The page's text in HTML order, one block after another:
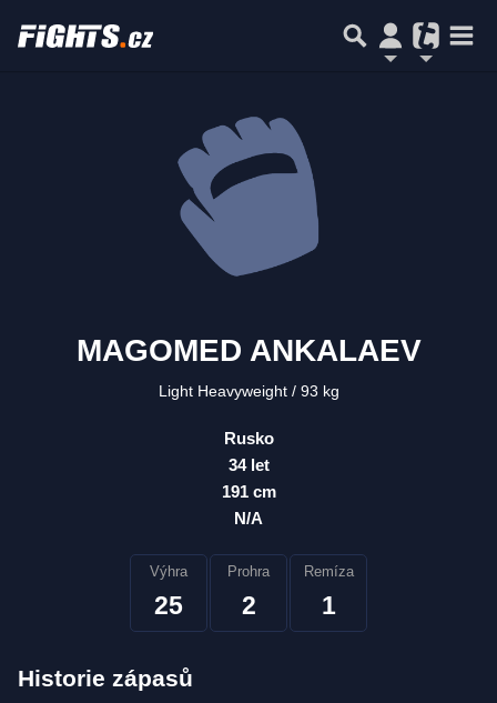
MAGOMED ANKALAEV
Light Heavyweight 93 kg
Rusko
34 let
191 cm
N/A
Výhra
25
Prohra
2
Remíza
1
Historie zápasů